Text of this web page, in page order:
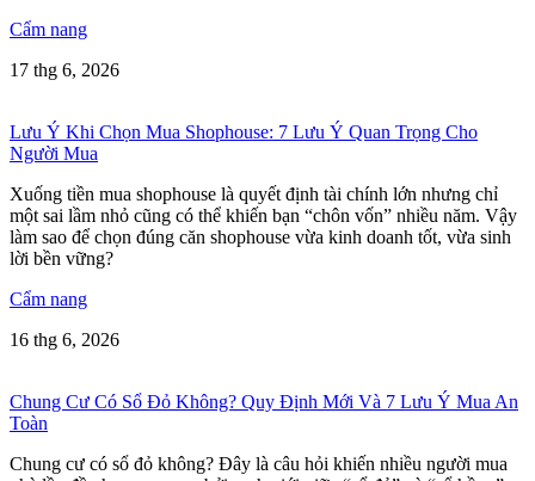
Cẩm nang
17 thg 6, 2026
Lưu Ý Khi Chọn Mua Shophouse: 7 Lưu Ý Quan Trọng Cho
Người Mua
Xuống tiền mua shophouse là quyết định tài chính lớn nhưng chỉ
một sai lầm nhỏ cũng có thể khiến bạn “chôn vốn” nhiều năm. Vậy
làm sao để chọn đúng căn shophouse vừa kinh doanh tốt, vừa sinh
lời bền vững?
Cẩm nang
16 thg 6, 2026
Chung Cư Có Sổ Đỏ Không? Quy Định Mới Và 7 Lưu Ý Mua An
Toàn
Chung cư có sổ đỏ không? Đây là câu hỏi khiến nhiều người mua